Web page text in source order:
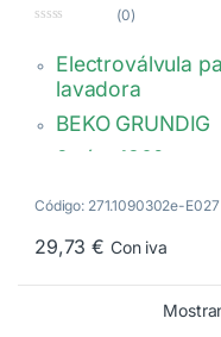
e
(0)
Electroválvula
lavadora
BEKO GRUNDIG
2 vías 180º.
vías 12mm.
Con caudalímetro.
2841020100
Código: 271.1090302e-E027
29,73€ Con iva